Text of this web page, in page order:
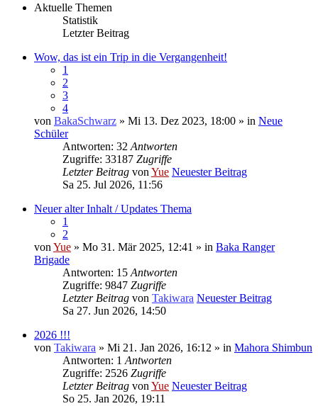
Aktuelle Themen
Statistik
Letzter Beitrag
Wow, das ist ein Trip in die Vergangenheit!
1
2
3
4
von BakaSchwarz » Mi 13. Dez 2023, 18:00 » in Neue
Schüler
Antworten: 32 Antworten
Zugriffe: 33187 Zugriffe
Letzter Beitrag von Yue Neuester Beitrag
Sa 25. Jul 2026, 11:56
Neuer alter Inhalt / Updates Thema
1
2
von Yue » Mo 31. Mär 2025, 12:41 » in Baka Ranger
Brigade
Antworten: 15 Antworten
Zugriffe: 9847 Zugriffe
Letzter Beitrag von Takiwara Neuester Beitrag
Sa 27. Jun 2026, 14:50
2026 !!!
von Takiwara » Mi 21. Jan 2026, 16:12 » in Mahora Shimbun
Antworten: 1 Antworten
Zugriffe: 2526 Zugriffe
Letzter Beitrag von Yue Neuester Beitrag
So 25. Jan 2026, 19:11